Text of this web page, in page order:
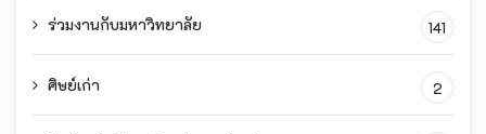
ร่วมงานกับมหาวิทยาลัย 141
ศิษย์เก่า 2